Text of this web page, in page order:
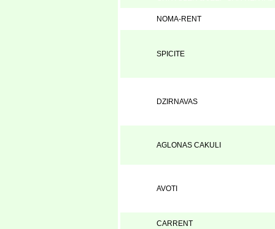
NOMA-RENT
SPICITE
DZIRNAVAS
AGLONAS CAKULI
AVOTI
CARRENT